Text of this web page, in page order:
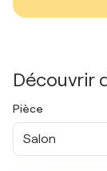
Découvrir
Pièce
Salon